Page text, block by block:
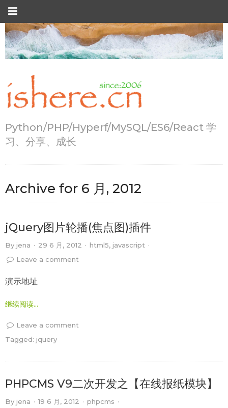
Python/PHP/Hyperf/MySQL/ES6/React 学
习、分享、成长
Archive for 6 月, 2012
jQuery图片轮播(焦点图)插件
By jena · 29 6 月, 2012 · html5, javascript ·
Leave a comment
演示地址
继续阅读...
Leave a comment
Tagged: jquery
PHPCMS V9二次开发之【在线报纸模块】
By jena · 19 6 月, 2012 · phpcms ·